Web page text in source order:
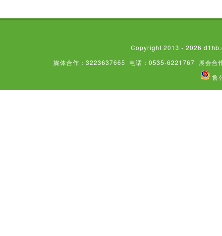
Copyright 2013 - 2026
媒体合作：3223637665
电话：0535-6221767 展会合
鲁